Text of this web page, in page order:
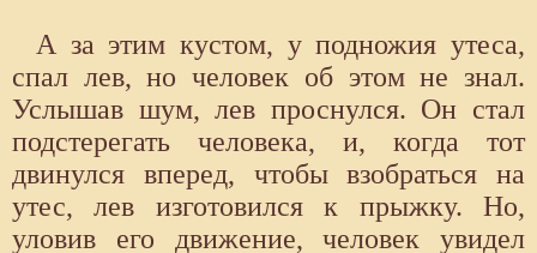
А за этим кустом, у подножия утеса,
спал лев, но человек об этом не знал.
Услышав шум, лев проснулся. Он стал
подстерегать человека, и, когда тот
двинулся вперед, чтобы взобраться на
утес, лев изготовился к прыжку. Но,
уловив его движение, человек увидел